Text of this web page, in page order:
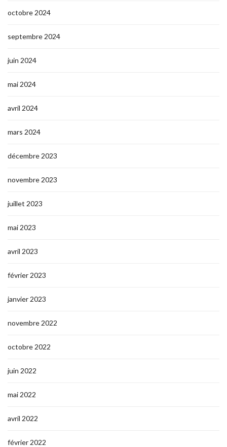
octobre 2024
septembre 2024
juin 2024
mai 2024
avril 2024
mars 2024
décembre 2023
novembre 2023
juillet 2023
mai 2023
avril 2023
février 2023
janvier 2023
novembre 2022
octobre 2022
juin 2022
mai 2022
avril 2022
février 2022